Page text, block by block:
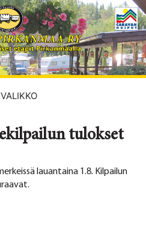
VALIKKO
tulokset
lauantaina 1.8. Kilpailun